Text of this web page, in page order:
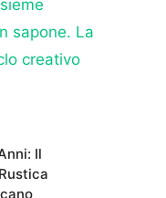
sapone. La
creativo
Il